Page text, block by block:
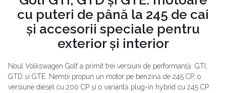
cu puteri de până la 245 de cai
și accesorii speciale pentru
exterior și interior
Noul Volkswagen Golf a primit trei versiuni de performanță: GTI,
GTD și GTE. Nemții propun un motor pe benzină de 245 CP, o
versiune diesel cu 200 CP și o variantă plug-in hybrid cu 245 CP.